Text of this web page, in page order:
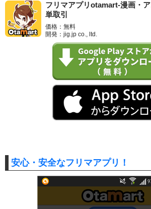
フリマアプリotamart-漫画・
単取引
価格：無料
開発：jig.jp co., ltd.
安心・安全なフリマアプリ！